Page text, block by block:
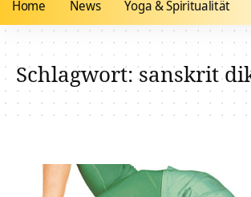
Home News Yoga & Spiritualität
Schlagwort:sanskrit